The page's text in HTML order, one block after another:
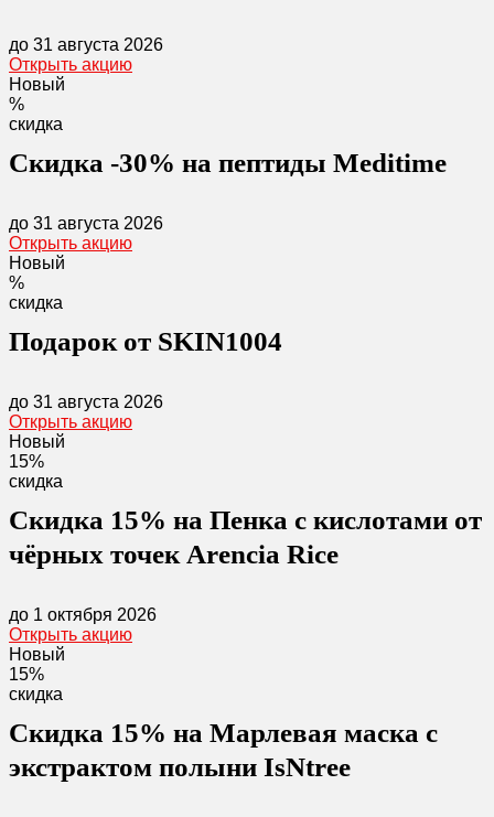
до 31 августа 2026
Открыть акцию
Новый
%
скидка
Скидка -30% на пептиды Meditime
до 31 августа 2026
Открыть акцию
Новый
%
скидка
Подарок от SKIN1004
до 31 августа 2026
Открыть акцию
Новый
15%
скидка
Скидка 15% на Пенка с кислотами от
чёрных точек Arencia Rice
до 1 октября 2026
Открыть акцию
Новый
15%
скидка
Скидка 15% на Марлевая маска с
экстрактом полыни IsNtree